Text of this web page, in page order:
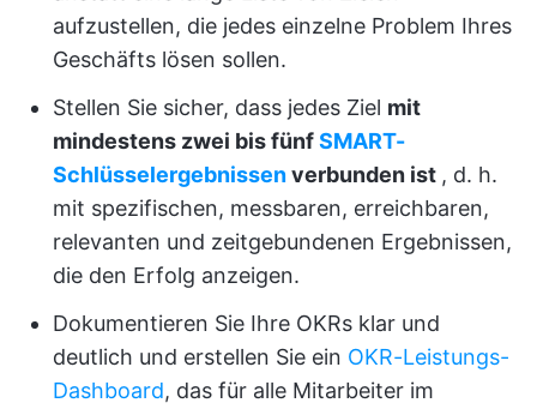
aufzustellen, die jedes einzelne Problem Ihres
Geschäfts lösen sollen.
Stellen Sie sicher, dass jedes Ziel mit
mindestens zwei bis fünfSMART-
Schlüsselergebnissenverbunden ist , d. h.
mit spezifischen, messbaren, erreichbaren,
relevanten und zeitgebundenen Ergebnissen,
die den Erfolg anzeigen.
Dokumentieren Sie Ihre OKRs klar und
deutlich und erstellen Sie ein OKR-Leistungs-
Dashboard, das für alle Mitarbeiter im